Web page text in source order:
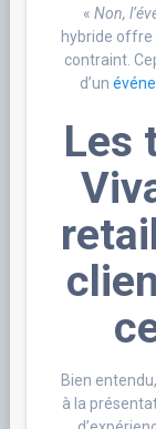
« Non,
hybride offre
contraint.
d’un
Les
Bien
à la